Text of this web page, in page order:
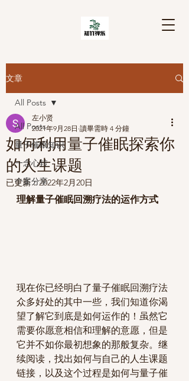
文章
All Posts
量子催眠知识
一念心转
个案分享
All Posts
如何利用量子催眠探索你
的人生课题
左小贤
2021年9月28日 讀畢需時 4 分鐘
已更新：2022年2月20日
理解量子催眠回溯疗法的运作方式
现在你已经明白了量子催眠回溯疗法
众多好处的其中一些，我们知道你渴
望了解它到底是如何运作的！虽然它
需要你愿意相信和理解的意愿，但是
它并不如你最初想象的那般复杂。继
续阅读，找出如何与自己的人生课题
链接，以及这个过程是如何与量子催